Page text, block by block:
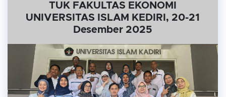
TUK FAKULTAS EKONOMI
UNIVERSITAS ISLAM KEDIRI, 20-21
Desember 2025